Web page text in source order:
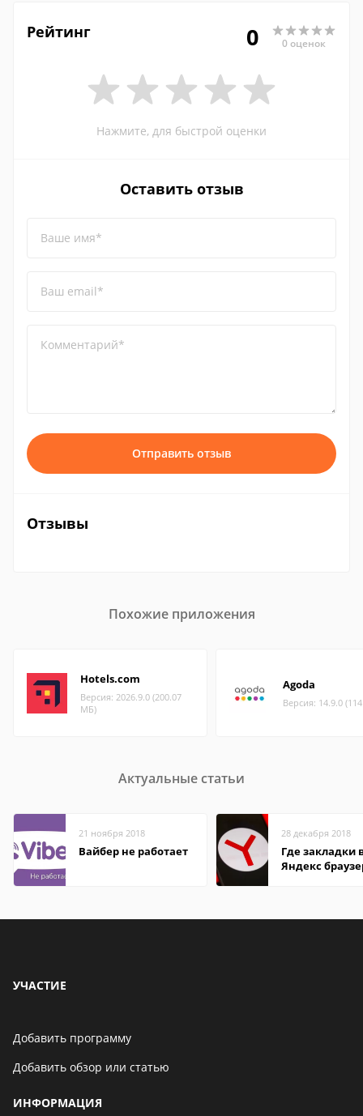
Рейтинг 0 0 оценок
Нажмите, для быстрой оценки
Оставить отзыв
Ваше имя*
Ваш email*
Комментарий*
Отправить отзыв
Отзывы
Похожие приложения
Hotels.com
Версия: 2026.9.0 (200.07
МБ)
Agoda
Версия: 14.9.0
Актуальные статьи
21 ноября 2018
Вайбер не работает
28 декабря 2018
Где закладки
Яндекс
УЧАСТИЕ
Добавить программу
Добавить обзор или статью
ИНФОРМАЦИЯ